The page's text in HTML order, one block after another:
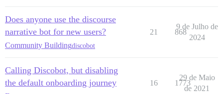
Does anyone use the discourse
narrative bot for new users?
Community Buildingdiscobot
21 868
9 de Julho de
2024
Calling Discobot, but disabling
the default onboarding journey
16 1773
29 de Maio
de 2021